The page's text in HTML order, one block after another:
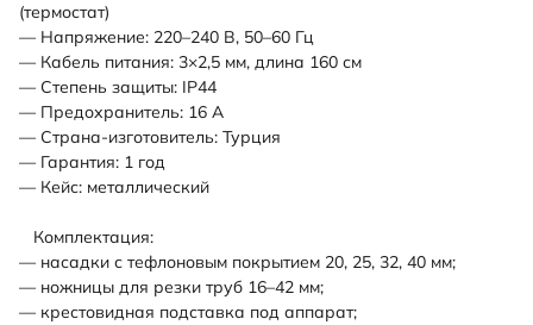
(термостат)
— Напряжение: 220–240 В, 50–60 Гц
— Кабель питания: 3×2,5 мм, длина 160 см
— Степень защиты: IP44
— Предохранитель: 16 А
— Страна-изготовитель: Турция
— Гарантия: 1 год
— Кейс: металлический
Комплектация:
— насадки с тефлоновым покрытием 20, 25, 32, 40 мм;
— ножницы для резки труб 16–42 мм;
— крестовидная подставка под аппарат;